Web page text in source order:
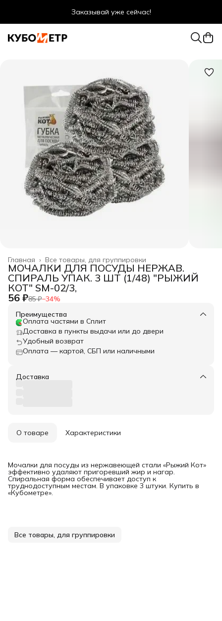
Заказывай уже сейчас!
Оптовые цены даже для физ. лиц
Все товары, для группировки
Главная ›
МОЧАЛКИ ДЛЯ ПОСУДЫ НЕРЖАВ.
СПИРАЛЬ УПАК. 3 ШТ (1/48) "РЫЖИЙ
КОТ" SM-02/3,
56 ₽85 ₽−34%
Преимущества
Оплата частями в Сплит
Доставка в пункты выдачи или до двери
Удобный возврат
Оплата — картой, СБП или наличными
Доставка
О товаре Характеристики
Мочалки для посуды из нержавеющей стали «Рыжий Кот»
эффективно удаляют пригоревший жир и нагар.
Спиральная форма обеспечивает доступ к
труднодоступным местам. В упаковке 3 штуки. Купить в
«Кубометре».
Все товары, для группировки